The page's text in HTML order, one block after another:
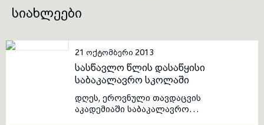
toggle submenu
ᲡᲘᲐᲮᲚᲔᲔᲑᲘ
21 ოქტომბერი 2013
სასწავლო წლის დასაწყისი
საბაკალავრო სკოლაში
დღეს, ეროვნული თავდაცვის
აკადემიაში საბაკალავრო